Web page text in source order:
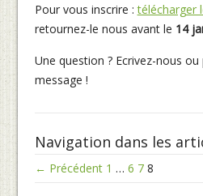
Pour vous inscrire :télécharger
retournez-le nous avant le 14
Une question ? Ecrivez-nous
message !
Navigation dans les
← Précédent 1 … 6 7 8